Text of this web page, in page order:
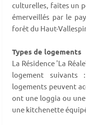
culturelles, faites un
émerveillés par le
forêt du Haut-
Types de logements
La Résidence 'La
logement suivants
logements peuvent
ont une loggia ou
une kitchenette